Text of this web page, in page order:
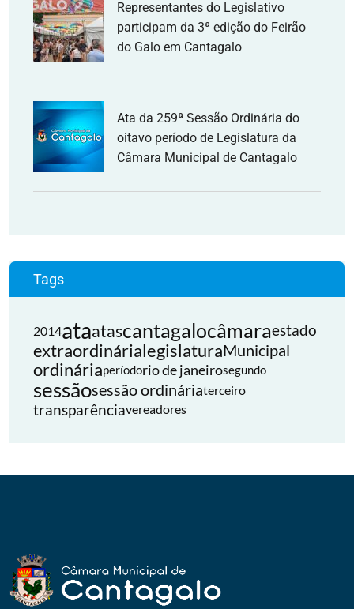
Representantes do Legislativo
participam da 3ª edição do Feirão
do Galo em Cantagalo
Ata da 259ª Sessão Ordinária do
oitavo período de Legislatura da
Câmara Municipal de Cantagalo
Tags
2014ataatascantagalocâmaraestado
extraordinárialegislaturaMunicipal
ordináriaperíodorio de janeirosegundo
sessãosessão ordináriaterceiro
transparênciavereadores